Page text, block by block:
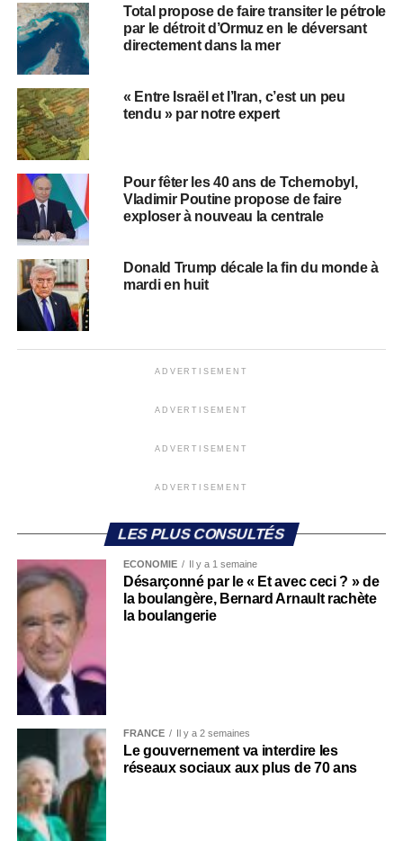
Total propose de faire transiter le pétrole
par le détroit d’Ormuz en le déversant
directement dans la mer
« Entre Israël et l’Iran, c’est un peu
tendu » par notre expert
Pour fêter les 40 ans de Tchernobyl,
Vladimir Poutine propose de faire
exploser à nouveau la centrale
Donald Trump décale la fin du monde à
mardi en huit
ADVERTISEMENT
ADVERTISEMENT
ADVERTISEMENT
ADVERTISEMENT
LES PLUS CONSULTÉS
ECONOMIE Il y a 1 semaine
Désarçonné par le « Et avec ceci ? » de
la boulangère, Bernard Arnault rachète
la boulangerie
FRANCE Il y a 2 semaines
Le gouvernement va interdire les
réseaux sociaux aux plus de 70 ans